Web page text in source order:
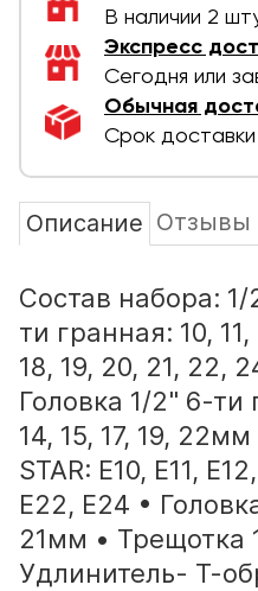
В наличии 2
Экспресс
Сегодня или
Обычная
Срок
Описание Отзывы
Состав набора:
ти гранная: 10, 11,
18, 19, 20, 21, 22,
Головка 1/2" 6-ти
14, 15, 17, 19,
STAR: Е10, Е11,
Е22, Е24 •
21мм • Трещотка
Удлинитель- Т-